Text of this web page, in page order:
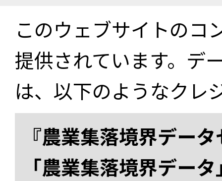
このウェブサイトのコ
提供されています。デ
は、以下のようなクレ
『農業集落境界デー
「農業集落境界デー